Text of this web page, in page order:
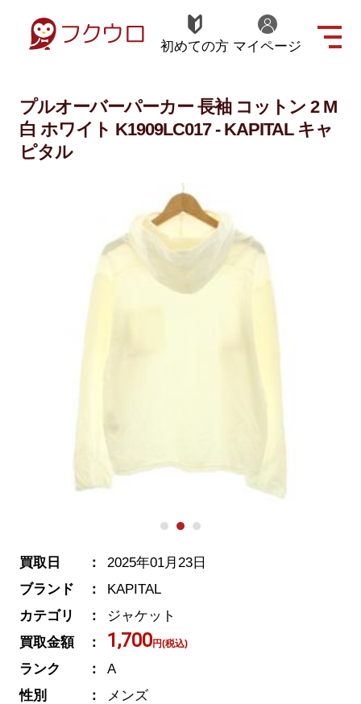
初めての方 マイページ
プルオーバーパーカー 長袖 コットン 2 M
白 ホワイト K1909LC017 - KAPITAL キャ
ピタル
買取日
2025年01月23日
ブランド
KAPITAL
カテゴリ
ジャケット
買取金額
1,700円(税込)
ランク
A
性別
メンズ